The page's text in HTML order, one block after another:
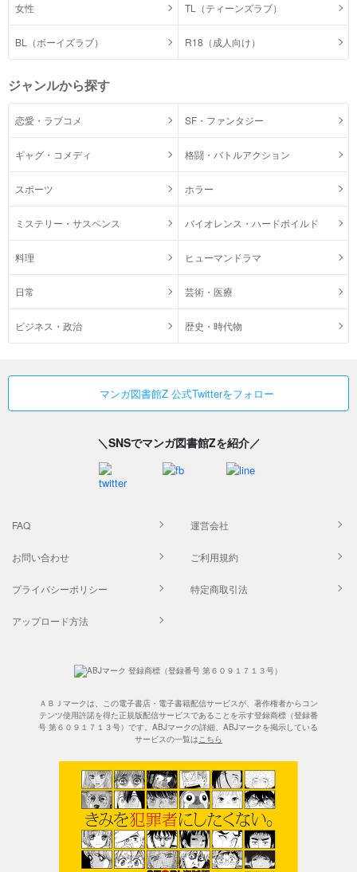
女性 TL（ティーンズラブ）
BL（ボーイズラブ） R18（成人向け）
ジャンルから探す
恋愛・ラブコメ SF・ファンタジー
ギャグ・コメディ 格闘・バトルアクション
スポーツ ホラー
ミステリー・サスペンス バイオレンス・ハードボイルド
料理 ヒューマンドラマ
日常 芸術・医療
ビジネス・政治 歴史・時代物
マンガ図書館Z 公式Twitterをフォロー
＼SNSでマンガ図書館Zを紹介／
FAQ 運営会社
お問い合わせ ご利用規約
プライバシーポリシー 特定商取引法
アップロード方法
ＡＢＪマークは、この電子書店・電子書籍配信サービスが、著作権者からコン
テンツ使用許諾を得た正規版配信サービスであることを示す登録商標（登録番
号 第６０９１７１３号）です。ABJマークの詳細、ABJマークを掲示している
サービスの一覧はこちら